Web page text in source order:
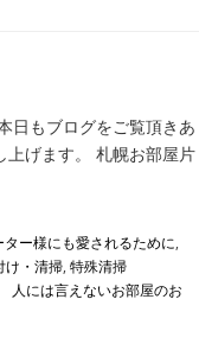
日もブログをご覧頂きあ
上げます。 札幌お部屋片
ター様にも愛されるために,
け・清掃, 特殊清掃
人には言えないお部屋のお